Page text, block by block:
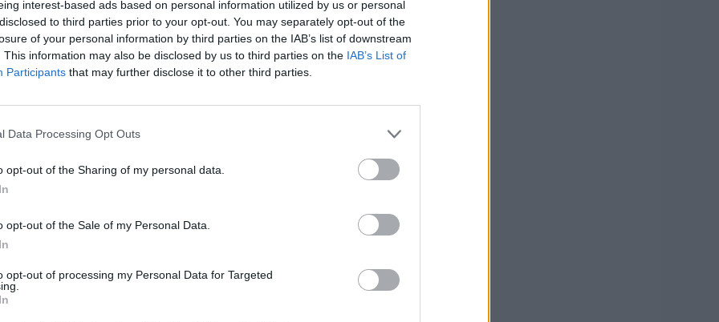
interest-based ads based on personal information utilized by us or personal
to third parties prior to your opt-out. You may separately opt-out of the
of your personal information by third parties on the IAB’s list of downstream
This information may also be disclosed by us to third parties on the IAB’s List of
Participants that may further disclose it to other third parties.
Data Processing Opt Outs
opt-out of the Sharing of my personal data.
opt-out of the Sale of my Personal Data.
opt-out of processing my Personal Data for Targeted
Πριν 5 ημέρες
«κόκκινο»